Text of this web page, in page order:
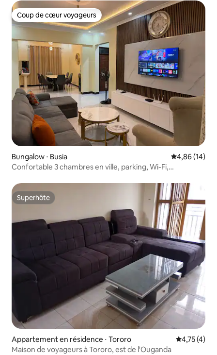
Coup de cœur voyageurs
Coup de cœur voyageurs
Bungalow ⋅ Busia Évaluation
4,86 (14)
Confortable 3 chambres en ville, parking, Wi-Fi,
Superhôte
Superhôte
Appartement en résidence ⋅ Tororo Évaluation
4,75 (4)
Maison de voyageurs à Tororo, est de l'Ouganda